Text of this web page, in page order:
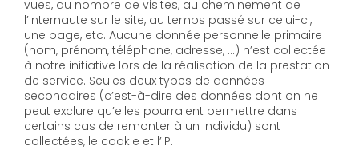
vues, au nombre de visites, au cheminement de
l’Internaute sur le site, au temps passé sur celui-ci,
une page, etc. Aucune donnée personnelle primaire
(nom, prénom, téléphone, adresse, …) n’est collectée
à notre initiative lors de la réalisation de la prestation
de service. Seules deux types de données
secondaires (c’est-à-dire des données dont on ne
peut exclure qu’elles pourraient permettre dans
certains cas de remonter à un individu) sont
collectées, le cookie et l’IP.